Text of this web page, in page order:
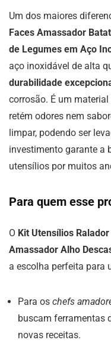
Um dos maiores
Faces Amassador
de Legumes em Aço
aço inoxidável de alta
durabilidade
corrosão. É um material
retém odores nem
limpar, podendo ser
investimento garante a
utensílios por muitos
Para quem esse
O Kit Utensílios
Amassador Alho
a escolha perfeita para
Para os chefs
buscam ferramentas
novas receitas.